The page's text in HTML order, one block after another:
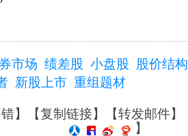
市场 绩差股 小盘股
股价结构
新股上市 重组题材
】【复制链接】【转发邮件】
】